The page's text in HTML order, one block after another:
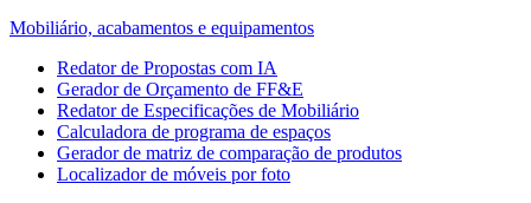
Mobiliário, acabamentos e equipamentos
Redator de Propostas com IA
Gerador de Orçamento de FF&E
Redator de Especificações de Mobiliário
Calculadora de programa de espaços
Gerador de matriz de comparação de produtos
Localizador de móveis por foto